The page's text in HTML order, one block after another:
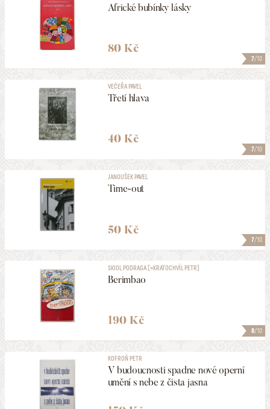
7/10
Africké bubínky lásky
80 Kč
7/10
VEČEŘA PAVEL
Třetí hlava
40 Kč
7/10
JANOUŠEK PAVEL
Time-out
50 Kč
8/10
SKIOL PODRAGA [=KRATOCHVÍL PETR]
Berimbao
190 Kč
KOFROŇ PETR
V budoucnosti spadne nové operní
umění s nebe z čista jasna